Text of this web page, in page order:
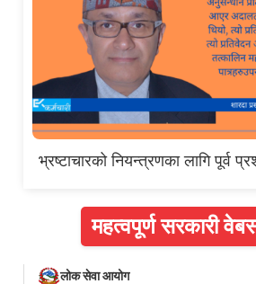
भ्रष्टाचारको नियन्त्रणका लागि पूर्व
महत्वपूर्ण सरकारी
लोक सेवा आयोग